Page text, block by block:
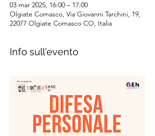
03 mar 2025, 16:00 – 17:00
Olgiate Comasco, Via Giovanni Tarchini, 19,
22077 Olgiate Comasco CO, Italia
Info sull'evento